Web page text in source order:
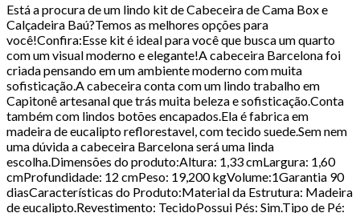
Está a procura de um lindo kit de Cabeceira de Cama Box e
Calçadeira Baú?Temos as melhores opções para
você!Confira:Esse kit é ideal para você que busca um quarto
com um visual moderno e elegante!A cabeceira Barcelona foi
criada pensando em um ambiente moderno com muita
sofisticação.A cabeceira conta com um lindo trabalho em
Capitonê artesanal que trás muita beleza e sofisticação.Conta
também com lindos botões encapados.Ela é fabrica em
madeira de eucalipto reflorestavel, com tecido suede.Sem nem
uma dúvida a cabeceira Barcelona será uma linda
escolha.Dimensões do produto:Altura: 1,33 cmLargura: 1,60
cmProfundidade: 12 cmPeso: 19,200 kgVolume:1Garantia 90
diasCaracterísticas do Produto:Material da Estrutura: Madeira
de eucalipto.Revestimento: TecidoPossui Pés: Sim.Tipo de Pé: